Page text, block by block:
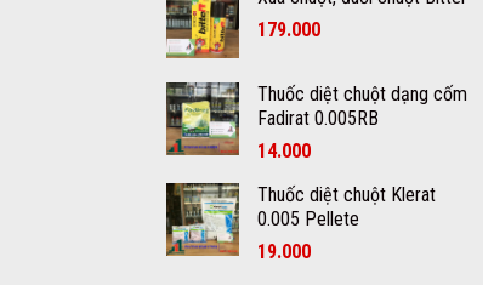
179.000
Thuốc diệt chuột dạng cốm
Fadirat 0.005RB
14.000
Thuốc diệt chuột Klerat
0.005 Pellete
19.000